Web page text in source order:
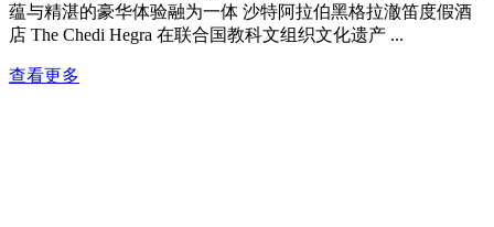
蕴与精湛的豪华体验融为一体 沙特阿拉伯黑格拉澈笛度假酒
店 The Chedi Hegra 在联合国教科文组织文化遗产 ...
查看更多